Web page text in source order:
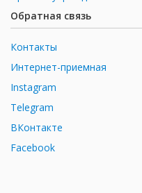
Обратная связь
Контакты
Интернет-приемная
Instagram
Telegram
ВКонтакте
Facebook